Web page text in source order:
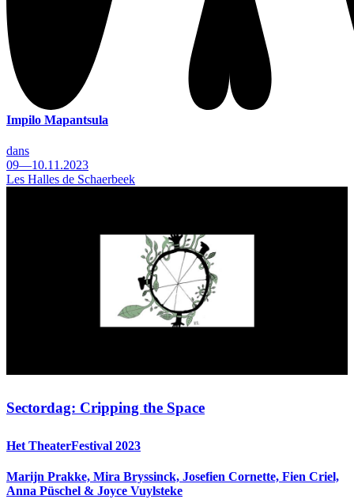
Impilo Mapantsula
dans
09—10.11.2023
Les Halles de Schaerbeek
Sectordag: Cripping the Space
Het TheaterFestival 2023
Marijn Prakke, Mira Bryssinck, Josefien Cornette, Fien Criel,
Anna Püschel & Joyce Vuylsteke